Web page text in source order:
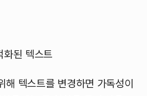
화된 텍스트
텍스트를 변경하면 가독성이